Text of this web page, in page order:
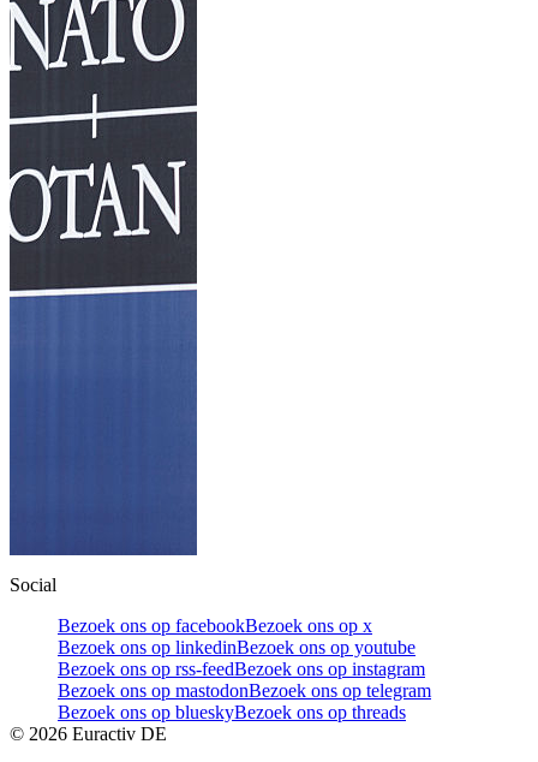
Social
Bezoek ons op facebookBezoek ons op x
Bezoek ons op linkedinBezoek ons op youtube
Bezoek ons op rss-feedBezoek ons op instagram
Bezoek ons op mastodonBezoek ons op telegram
Bezoek ons op blueskyBezoek ons op threads
© 2026 Euractiv DE